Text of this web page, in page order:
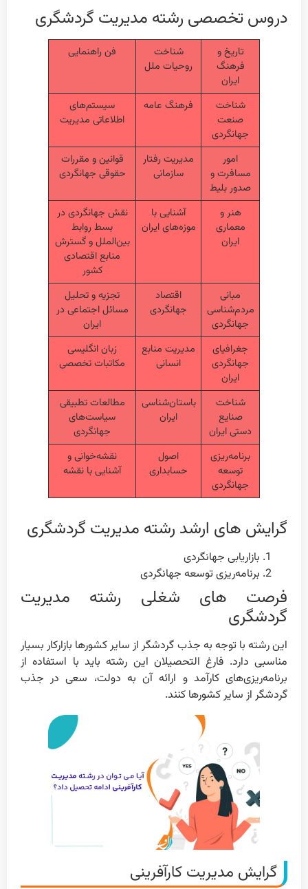
دروس تخصصی رشته مدیریت گردشگری
تاریخ و
فرهنگ
ایران
شناخت
روحیات ملل
فن راهنمایی
شناخت
صنعت
جهانگردی
فرهنگ عامه
سیستم‌های
اطلاعاتی مدیریت
امور
مسافرت و
صدور بلیط
مدیریت رفتار
سازمانی
قوانین و مقررات
حقوقی جهانگردی
هنر و
معماری
ایران
آشنایی با
موزه‌های ایران
نقش جهانگردی در
بسط روابط
بین‌الملل و گسترش
منابع اقتصادی
کشور
مبانی
مردم‌شناسی
جهانگردی
اقتصاد
جهانگردی
تجزیه و تحلیل
مسائل اجتماعی در
ایران
جغرافیای
جهانگردی
ایران
مدیریت منابع
انسانی
زبان انگلیسی
مکاتبات تخصصی
شناخت
صنایع
دستی ایران
باستان‌شناسی
ایران
مطالعات تطبیقی
سیاست‌های
جهانگردی
برنامه‌ریزی
توسعه
جهانگردی
اصول
حسابداری
نقشه‌خوانی و
آشنایی با نقشه
گرایش های ارشد رشته مدیریت گردشگری
بازاریابی جهانگردی
برنامه‌ریزی توسعه جهانگردی
فرصت های شغلی رشته مدیریت
گردشگری
این رشته با توجه به جذب گردشگر از سایر کشور‌ها بازار‌کار بسیار
مناسبی دارد. فارغ التحصیلان این رشته باید با استفاده از
برنامه‌ریزی‌های کارآمد و ارائه آن به دولت، سعی در جذب
گردشگر از سایر کشورها کنند.
گرایش مدیریت کارآفرینی